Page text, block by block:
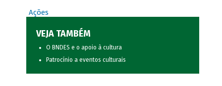
Ações
VEJA TAMBÉM
O BNDES e o apoio à cultura
Patrocínio a eventos culturais